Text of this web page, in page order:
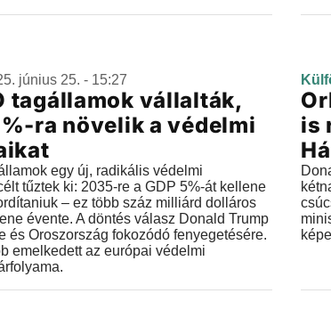
június 25. - 15:27
tagállamok vállalták,
ra növelik a védelmi
egy új, radikális védelmi
tűztek ki: 2035-re a GDP 5%-át kellene
– ez több száz milliárd dolláros
évente. A döntés válasz Donald Trump
és Oroszország fokozódó fenyegetésére.
emelkedett az európai védelmi
is